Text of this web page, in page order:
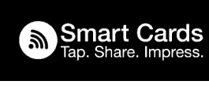
contenido